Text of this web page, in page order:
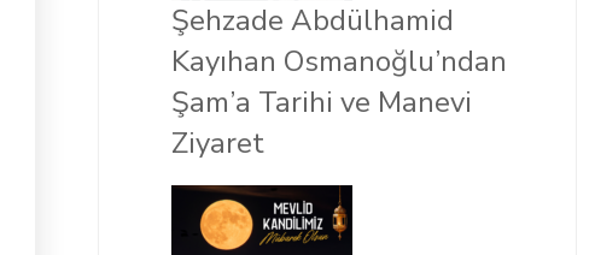
Şehzade Abdülhamid
Kayıhan Osmanoğlu’ndan
Şam’a Tarihi ve Manevi
Ziyaret